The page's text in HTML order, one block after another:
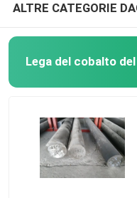
Leghe magnetiche
Lega di Superelastic
Leghe controllate
Materiale
ALTRE CATEGORIE
Lega del cobalto